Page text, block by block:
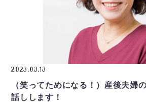
2023.03.13
（笑ってためになる！）産後夫婦
話しします！